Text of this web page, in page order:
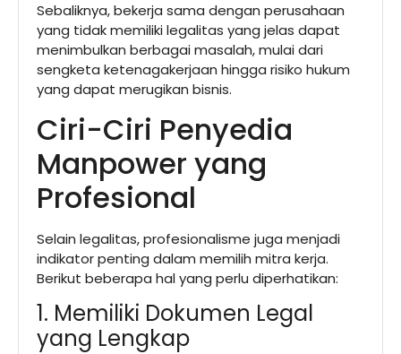
Sebaliknya, bekerja sama dengan perusahaan
yang tidak memiliki legalitas yang jelas dapat
menimbulkan berbagai masalah, mulai dari
sengketa ketenagakerjaan hingga risiko hukum
yang dapat merugikan bisnis.
Ciri-Ciri Penyedia
Manpower yang
Profesional
Selain legalitas, profesionalisme juga menjadi
indikator penting dalam memilih mitra kerja.
Berikut beberapa hal yang perlu diperhatikan:
1. Memiliki Dokumen Legal
yang Lengkap